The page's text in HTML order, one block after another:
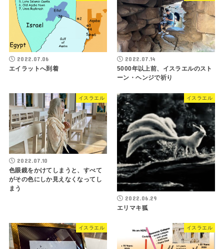
2022.07.06
エイラットへ到着
2022.07.14
5000年以上前、イスラエルのスト
ーン・ヘンジで祈り
イスラエル
2022.07.10
色眼鏡をかけてしまうと、すべて
がその色にしか見えなくなってし
まう
イスラエル
2022.06.29
エリマキ狐
イスラエル イスラエル